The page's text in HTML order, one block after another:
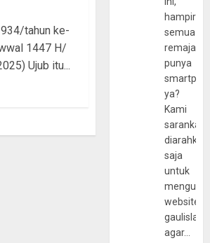
tahun ke-
1447 H/
Ujub itu...
hampir
semua
remaja
punya
ya?
Kami
sarankan,
diarahkan
saja
untuk
website
agar…